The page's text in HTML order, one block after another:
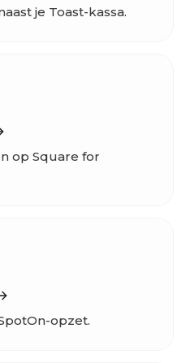
je Toast-kassa.
op Square for
opzet.